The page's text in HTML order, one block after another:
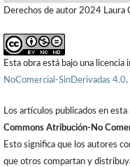
Derechos de autor 2024 Laura
Esta obra está bajo una licencia
NoComercial-SinDerivadas 4.0.
Los artículos publicados en
Commons Atribución-No
Esto significa que los autores
que otros compartan y